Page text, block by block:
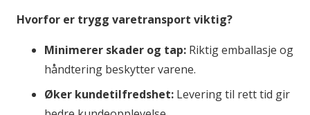
Hvorfor er trygg varetransport viktig?
Minimerer skader og tap: Riktig emballasje og
håndtering beskytter varene.
Øker kundetilfredshet: Levering til rett tid gir